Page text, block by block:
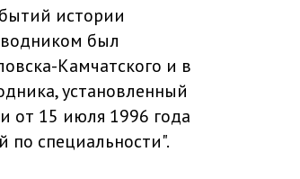
истории
был
Камчатского и в
установленный
от 15 июля 1996 года
специальности".